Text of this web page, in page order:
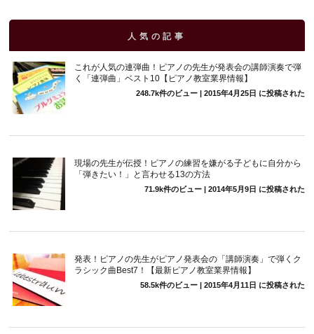
人気の記事
これが人気の連弾曲！ピアノの先生が発表会の講師演奏で弾
く「連弾曲」ベスト10【ピアノ教室業界情報】
248.7k件のビュー| 2015年4月25日 に投稿された
現場の先生が伝授！ピアノの練習を嫌がる子どもに自分から
「弾きたい！」と言わせる13の方法
71.9k件のビュー| 2014年5月9日 に投稿された
発表！ピアノの先生がピアノ発表会の「講師演奏」で弾くク
ラシック曲Best7！【最新ピアノ教室業界情報】
58.5k件のビュー| 2015年4月11日 に投稿された